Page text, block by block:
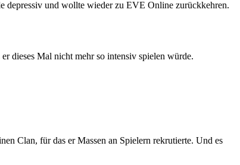
depressiv und wollte wieder zu EVE Online zurückkehren.
dieses Mal nicht mehr so intensiv spielen würde.
Clan, für das er Massen an Spielern rekrutierte. Und es